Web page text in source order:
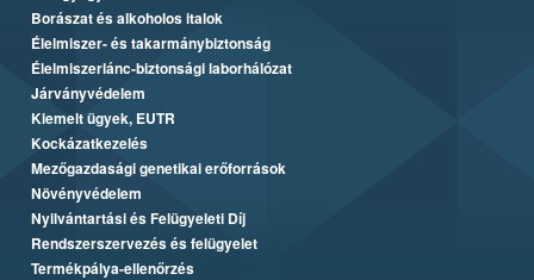
Borászat és alkoholos italok
Élelmiszer- és takarmánybiztonság
Élelmiszerlánc-biztonsági laborhálózat
Járványvédelem
Kiemelt ügyek, EUTR
Kockázatkezelés
Mezőgazdasági genetikai erőforrások
Növényvédelem
Nyilvántartási és Felügyeleti Díj
Rendszerszervezés és felügyelet
Termékpálya-ellenőrzés